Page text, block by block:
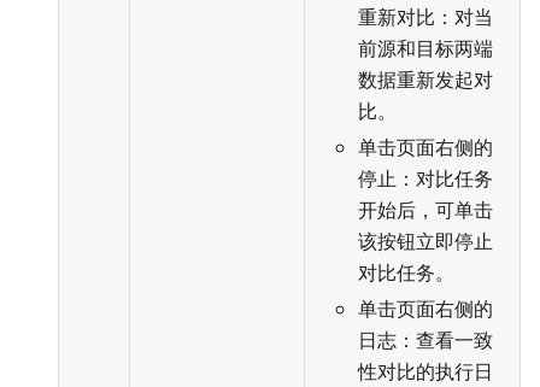
重新对比：对当
前源和目标两端
数据重新发起对
比。
单击页面右侧的
停止：对比任务
开始后，可单击
该按钮立即停止
对比任务。
单击页面右侧的
日志：查看一致
性对比的执行日